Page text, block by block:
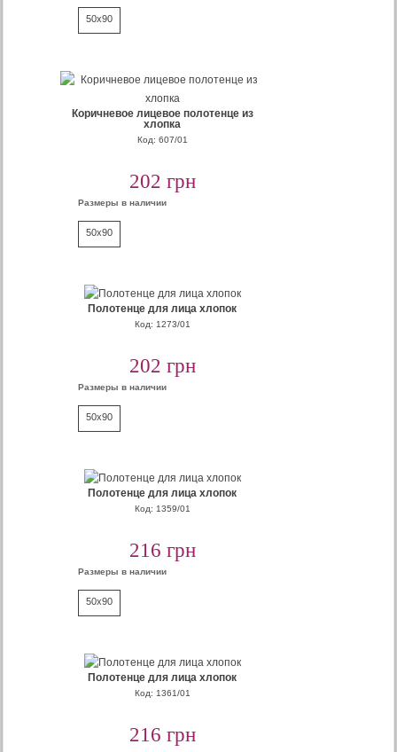
50x90
Коричневое лицевое полотенце из
хлопка
Код: 607/01
202 грн
Размеры в наличии
50x90
Полотенце для лица хлопок
Код: 1273/01
202 грн
Размеры в наличии
50x90
Полотенце для лица хлопок
Код: 1359/01
216 грн
Размеры в наличии
50x90
Полотенце для лица хлопок
Код: 1361/01
216 грн